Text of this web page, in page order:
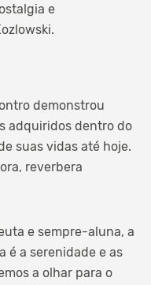
e
demonstrou
adquiridos dentro do
suas vidas até hoje.
reverbera
e sempre-aluna, a
é a serenidade e as
a olhar para o